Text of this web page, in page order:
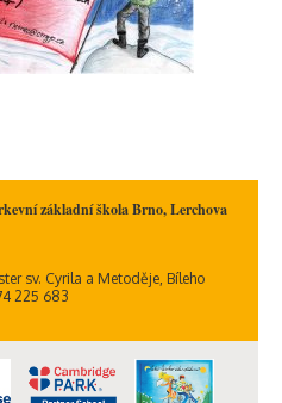
základní škola Brno, Lerchova
sv. Cyrila a Metoděje, Bíleho
225 683